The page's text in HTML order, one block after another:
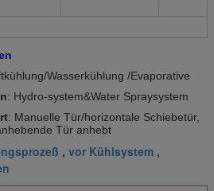
Wasserkühlung /Evaporative
: Hydro-system&Water Spraysystem
: Manuelle Tür/horizontale Schiebetür,
Tür anhebt
, vor Kühlsystem ,